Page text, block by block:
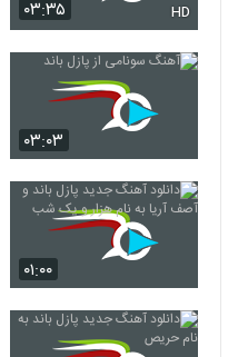
۰۳:۳۵ HD
۰۳:۰۳
۰۱:۰۰